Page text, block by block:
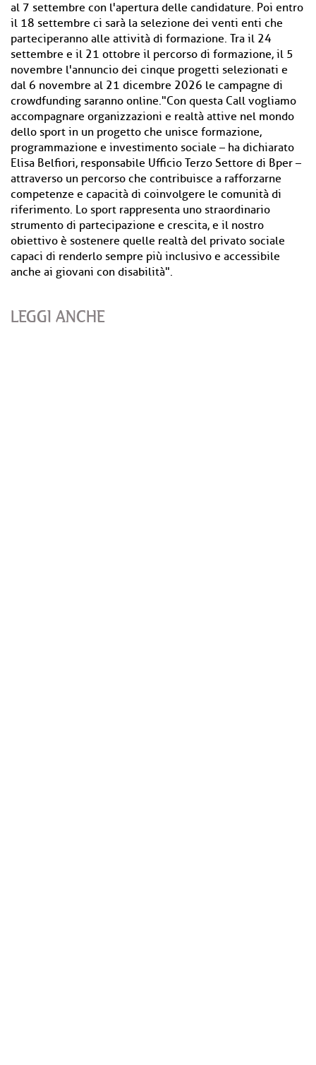
al 7 settembre con l'apertura delle candidature. Poi entro
il 18 settembre ci sarà la selezione dei venti enti che
parteciperanno alle attività di formazione. Tra il 24
settembre e il 21 ottobre il percorso di formazione, il 5
novembre l'annuncio dei cinque progetti selezionati e
dal 6 novembre al 21 dicembre 2026 le campagne di
crowdfunding saranno online."Con questa Call vogliamo
accompagnare organizzazioni e realtà attive nel mondo
dello sport in un progetto che unisce formazione,
programmazione e investimento sociale – ha dichiarato
Elisa Belfiori, responsabile Ufficio Terzo Settore di Bper –
attraverso un percorso che contribuisce a rafforzarne
competenze e capacità di coinvolgere le comunità di
riferimento. Lo sport rappresenta uno straordinario
strumento di partecipazione e crescita, e il nostro
obiettivo è sostenere quelle realtà del privato sociale
capaci di renderlo sempre più inclusivo e accessibile
anche ai giovani con disabilità".
LEGGI ANCHE